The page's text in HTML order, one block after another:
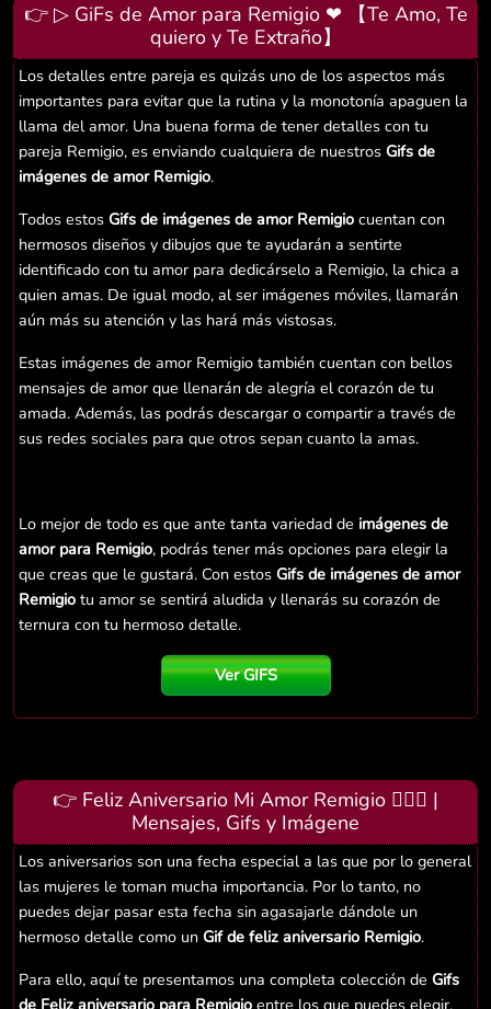
👉 ▷ GiFs de Amor para Remigio ❤ 【Te Amo, Te
quiero y Te Extraño】
Los detalles entre pareja es quizás uno de los aspectos más
importantes para evitar que la rutina y la monotonía apaguen la
llama del amor. Una buena forma de tener detalles con tu
pareja Remigio, es enviando cualquiera de nuestros Gifs de
imágenes de amor Remigio.
Todos estos Gifs de imágenes de amor Remigio cuentan con
hermosos diseños y dibujos que te ayudarán a sentirte
identificado con tu amor para dedicárselo a Remigio, la chica a
quien amas. De igual modo, al ser imágenes móviles, llamarán
aún más su atención y las hará más vistosas.
Estas imágenes de amor Remigio también cuentan con bellos
mensajes de amor que llenarán de alegría el corazón de tu
amada. Además, las podrás descargar o compartir a través de
sus redes sociales para que otros sepan cuanto la amas.
Lo mejor de todo es que ante tanta variedad de imágenes de
amor para Remigio, podrás tener más opciones para elegir la
que creas que le gustará. Con estos Gifs de imágenes de amor
Remigio tu amor se sentirá aludida y llenarás su corazón de
ternura con tu hermoso detalle.
Ver GIFS
👉 Feliz Aniversario Mi Amor Remigio 👨‍❤️‍👨 |
Mensajes, Gifs y Imágene
Los aniversarios son una fecha especial a las que por lo general
las mujeres le toman mucha importancia. Por lo tanto, no
puedes dejar pasar esta fecha sin agasajarle dándole un
hermoso detalle como un Gif de feliz aniversario Remigio.
Para ello, aquí te presentamos una completa colección de Gifs